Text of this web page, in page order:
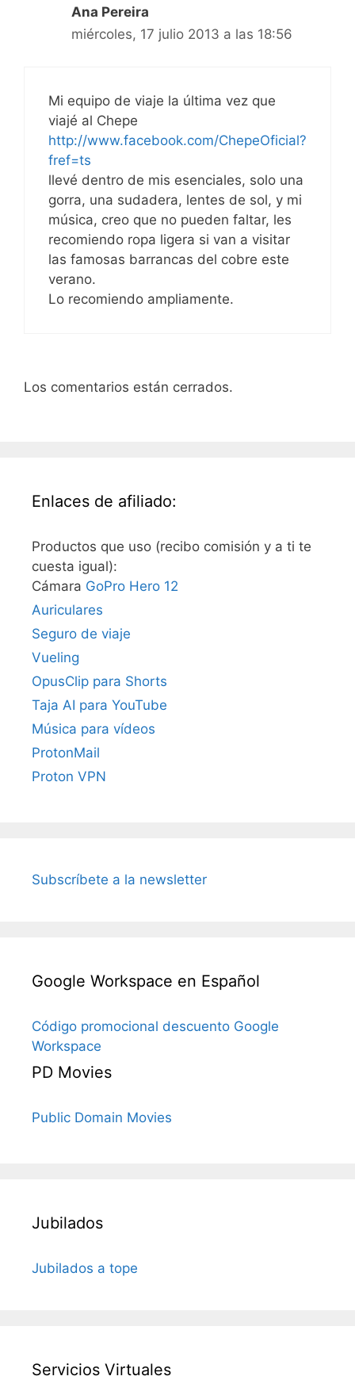
Ana Pereira
miércoles, 17 julio 2013 a las 18:56
Mi equipo de viaje la última vez que
viajé al Chepe
http://www.facebook.com/ChepeOficial?
fref=ts
llevé dentro de mis esenciales, solo una
gorra, una sudadera, lentes de sol, y mi
música, creo que no pueden faltar, les
recomiendo ropa ligera si van a visitar
las famosas barrancas del cobre este
verano.
Lo recomiendo ampliamente.
Los comentarios están cerrados.
Enlaces de afiliado:
Productos que uso (recibo comisión y a ti te
cuesta igual):
Cámara GoPro Hero 12
Auriculares
Seguro de viaje
Vueling
OpusClip para Shorts
Taja AI para YouTube
Música para vídeos
ProtonMail
Proton VPN
Subscríbete a la newsletter
Google Workspace en Español
Código promocional descuento Google
Workspace
PD Movies
Public Domain Movies
Jubilados
Jubilados a tope
Servicios Virtuales